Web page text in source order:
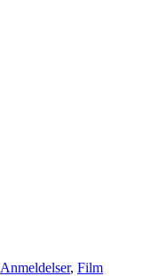
Anmeldelser, Film